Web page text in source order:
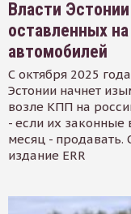
Власти
оставленных
автомобилей
С октября 2025
Эстонии начнет
возле КПП на
- если их законные
месяц - продавать.
издание ERR